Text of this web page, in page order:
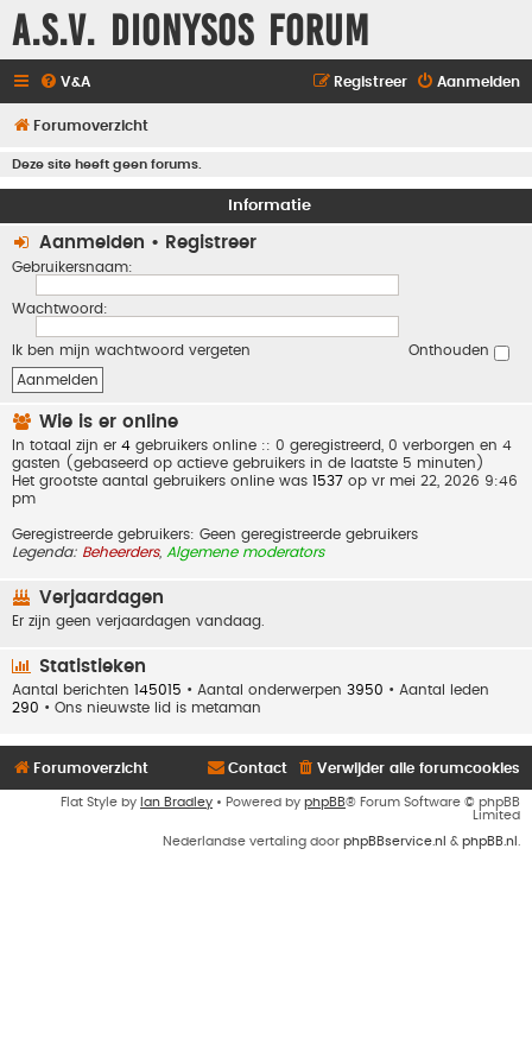
A.S.V. Dionysos Forum
V&A Aanmelden
Registreer
Forumoverzicht
Deze site heeft geen forums.
Informatie
Aanmelden • Registreer
Gebruikersnaam:
Wachtwoord:
Ik ben mijn wachtwoord vergeten Onthouden
Wie is er online
In totaal zijn er 4 gebruikers online :: 0 geregistreerd, 0 verborgen en 4
gasten (gebaseerd op actieve gebruikers in de laatste 5 minuten)
Het grootste aantal gebruikers online was 1537 op vr mei 22, 2026 9:46
pm
Geregistreerde gebruikers: Geen geregistreerde gebruikers
Legenda: Beheerders, Algemene moderators
Verjaardagen
Er zijn geen verjaardagen vandaag.
Statistieken
Aantal berichten 145015 • Aantal onderwerpen 3950 • Aantal leden
290 • Ons nieuwste lid is metaman
Forumoverzicht Verwijder alle forumcookies
Contact
Flat Style by Ian Bradley • Powered by phpBB® Forum Software © phpBB
Limited
Nederlandse vertaling door phpBBservice.nl & phpBB.nl